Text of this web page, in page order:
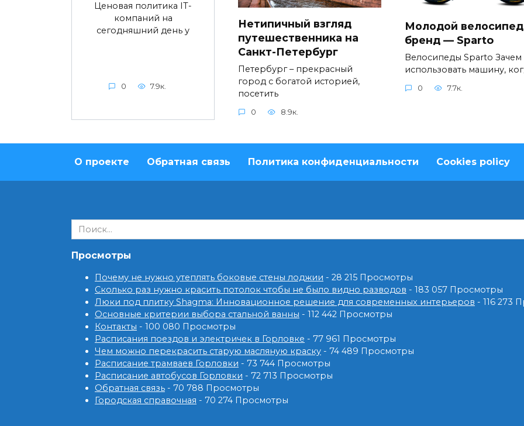
Ценовая политика IT-
компаний на
сегодняшний день у
0 7.9к.
Нетипичный взгляд
путешественника на
Санкт-Петербург
Петербург – прекрасный
город с богатой историей,
посетить
0 8.9к.
Молодой
бренд — Sparto
Велосипеды Sparto Зачем
использовать машину,
0 7.7к.
О проекте Обратная связь Политика конфиденциальности Cookies policy
Search
for:
Просмотры
Почему не нужно утеплять боковые стены лоджии - 28 215 Просмотры
Сколько раз нужно красить потолок чтобы не было видно разводов - 183 057 Просмотры
Люки под плитку Shagma: Инновационное решение для современных интерьеров - 116 273
Основные критерии выбора стальной ванны - 112 442 Просмотры
Контакты - 100 080 Просмотры
Расписания поездов и электричек в Горловке - 77 961 Просмотры
Чем можно перекрасить старую масляную краску - 74 489 Просмотры
Расписание трамваев Горловки - 73 744 Просмотры
Расписание автобусов Горловки - 72 713 Просмотры
Обратная связь - 70 788 Просмотры
Городская справочная - 70 274 Просмотры